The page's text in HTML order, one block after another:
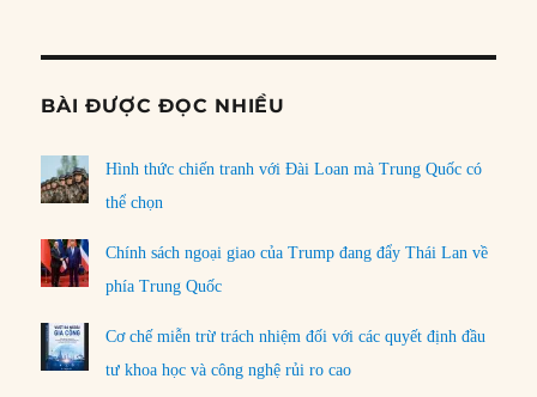
BÀI ĐƯỢC ĐỌC NHIỀU
Hình thức chiến tranh với Đài Loan mà Trung Quốc có
thể chọn
Chính sách ngoại giao của Trump đang đẩy Thái Lan về
phía Trung Quốc
Cơ chế miễn trừ trách nhiệm đối với các quyết định đầu
tư khoa học và công nghệ rủi ro cao